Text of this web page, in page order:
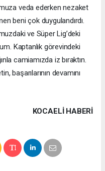
veda ederken nezaket
beni çok duygulandırdı.
ve Süper Lig’deki
Kaptanlık görevindeki
camiamızda iz bıraktın.
başarılarının devamını
KOCAELI HABERİ